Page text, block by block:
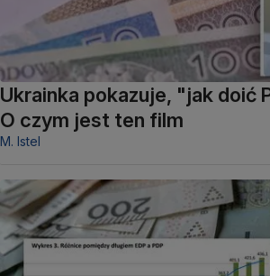
Ukrainka pokazuje, "jak doić
O czym jest ten film
M. Istel